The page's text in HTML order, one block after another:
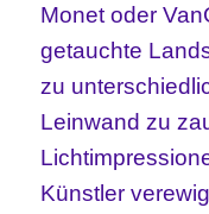
Monet oder
getauchte
zu
Leinwand zu
Künstler